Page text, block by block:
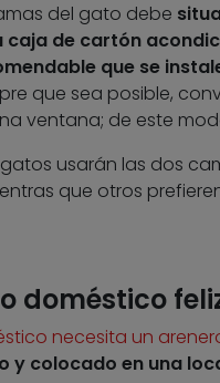
del gato debe
caja de cartón
que se
que sea posible,
ventana; de este
usarán las dos
que otros
doméstico
necesita un
y colocado en una